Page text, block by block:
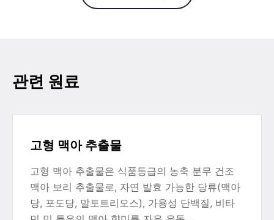
관련 원료
고형 맥아 추출물
고형 맥아 추출물은 식품등급의 농축 분무 건조
맥아 보리 추출물로, 자연 발효 가능한 당류(맥아
당, 포도당, 말토트리오스), 가용성 단백질, 비타